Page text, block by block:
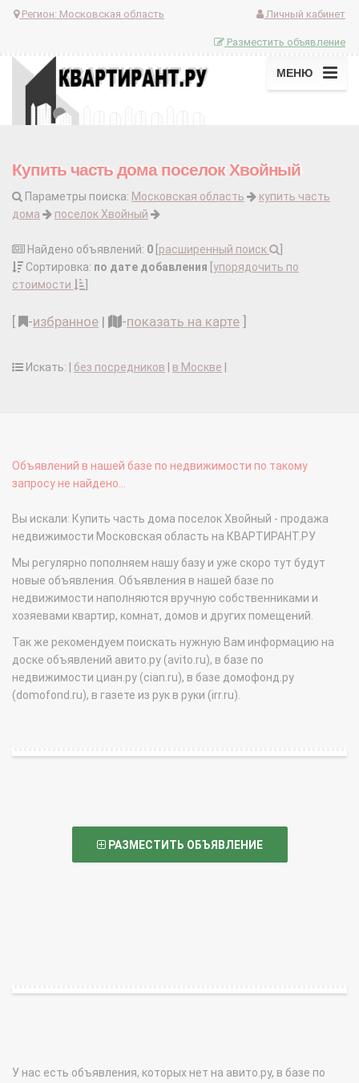
Регион: Московская область Личный кабинет
Разместить объявление
МЕНЮ
Купить часть дома поселок Хвойный
Параметры поиска: Московская область
купить часть
дома
поселок Хвойный
Найдено объявлений: 0 расширенный поиск
Сортировка: по дате добавления упорядочить по
стоимости
-избранное | -показать на карте
Искать: | без посредников в Москве
Объявлений в нашей базе по недвижимости по такому
запросу не найдено...
Вы искали: Купить часть дома поселок Хвойный - продажа
недвижимости Московская область на КВАРТИРАНТ.РУ
Мы регулярно пополняем нашу базу и уже скоро тут будут
новые объявления. Объявления в нашей базе по
недвижимости наполняются вручную собственниками и
хозяевами квартир, комнат, домов и других помещений.
Так же рекомендуем поискать нужную Вам информацию на
доске объявлений авито.ру (avito.ru), в базе по
недвижимости циан.ру (cian.ru), в базе домофонд.ру
(domofond.ru), в газете из рук в руки (irr.ru).
РАЗМЕСТИТЬ ОБЪЯВЛЕНИЕ
У нас есть объявления, которых нет на авито.ру, в базе по